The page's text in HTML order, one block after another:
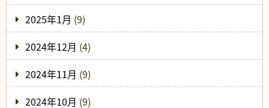
2025年1月 (9)
2024年12月 (4)
2024年11月 (9)
2024年10月 (9)